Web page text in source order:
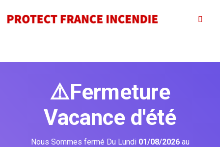
⚠️Fermeture
Vacance d'été
Nous Sommes fermé Du Lundi 01/08/2026 au